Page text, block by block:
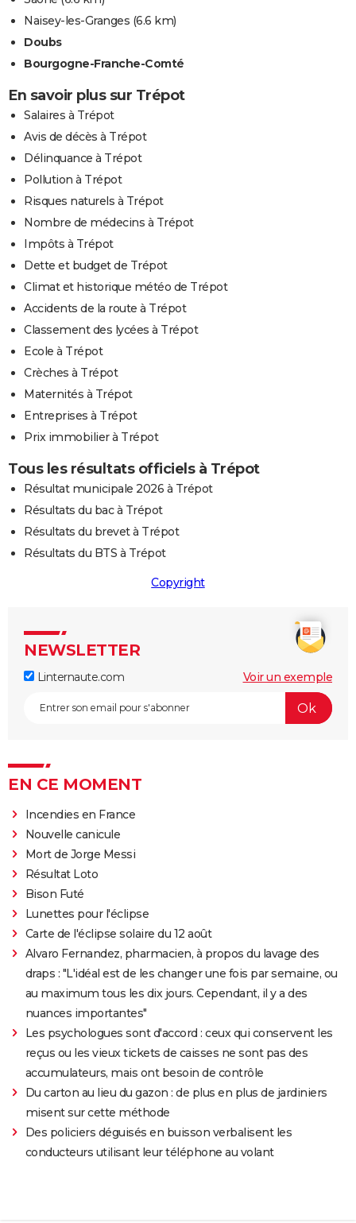
Naisey-les-Granges (6.6 km)
Doubs
Bourgogne-Franche-Comté
En savoir plus sur Trépot
Salaires à Trépot
Avis de décès à Trépot
Délinquance à Trépot
Pollution à Trépot
Risques naturels à Trépot
Nombre de médecins à Trépot
Impôts à Trépot
Dette et budget de Trépot
Climat et historique météo de Trépot
Accidents de la route à Trépot
Classement des lycées à Trépot
Ecole à Trépot
Crèches à Trépot
Maternités à Trépot
Entreprises à Trépot
Prix immobilier à Trépot
Tous les résultats officiels à Trépot
Résultat municipale 2026 à Trépot
Résultats du bac à Trépot
Résultats du brevet à Trépot
Résultats du BTS à Trépot
Copyright
NEWSLETTER
Linternaute.com Voir un exemple
EN CE MOMENT
Incendies en France
Nouvelle canicule
Mort de Jorge Messi
Résultat Loto
Bison Futé
Lunettes pour l'éclipse
Carte de l'éclipse solaire du 12 août
Alvaro Fernandez, pharmacien, à propos du lavage des
draps : "L'idéal est de les changer une fois par semaine, ou
au maximum tous les dix jours. Cependant, il y a des
nuances importantes"
Les psychologues sont d'accord : ceux qui conservent les
reçus ou les vieux tickets de caisses ne sont pas des
accumulateurs, mais ont besoin de contrôle
Du carton au lieu du gazon : de plus en plus de jardiniers
misent sur cette méthode
Des policiers déguisés en buisson verbalisent les
conducteurs utilisant leur téléphone au volant